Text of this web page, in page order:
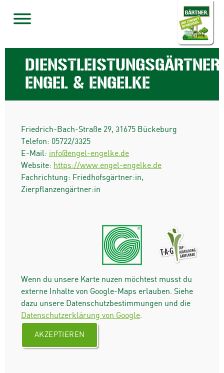
ENGEL & ENGELKE
Friedrich-Bach-Straße 29, 31675 Bückeburg
Telefon: 05722/3325
E-Mail: info@engel-engelke.de
Website: https://www.engel-engelke.de
Fachrichtung: Friedhofsgärtner:in,
Zierpflanzengärtner:in
Wenn du unsere Karte nuzen möchtest musst du
externe Inhalte von Google-Maps erlauben. Siehe
dazu unsere Datenschutzbestimmungen und die
Datenschutzerklärung von Google.
AKZEPTIEREN